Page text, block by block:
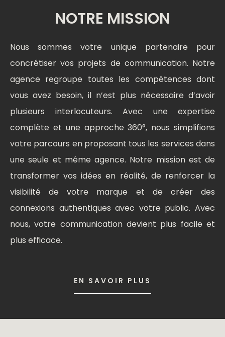
NOTRE MISSION
Nous sommes votre unique partenaire pour
concrétiser vos projets de communication. Notre
agence regroupe toutes les compétences dont
vous avez besoin, il n’est plus nécessaire d’avoir
plusieurs interlocuteurs. Avec une expertise
complète et une approche 360°, nous simplifions
votre parcours en proposant tous les services dans
une seule et même agence. Notre mission est de
transformer vos idées en réalité, de renforcer la
visibilité de votre marque et de créer des
connexions authentiques avec votre public. Avec
nous, votre communication devient plus facile et
plus efficace.
EN SAVOIR PLUS